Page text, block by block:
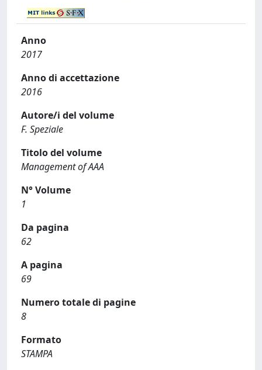
Anno
2017
Anno di accettazione
2016
Autore/i del volume
F. Speziale
Titolo del volume
Management of AAA
N° Volume
1
Da pagina
62
A pagina
69
Numero totale di pagine
8
Formato
STAMPA